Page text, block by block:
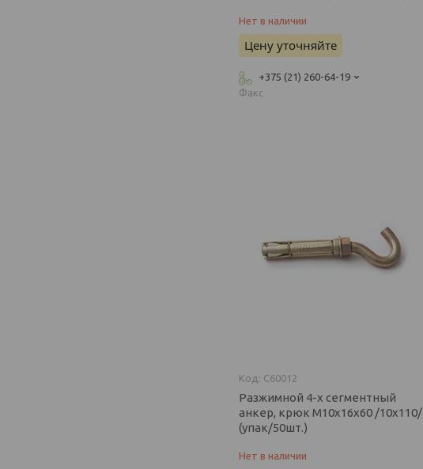
Нет в наличии
Цену уточняйте
+375 (21) 260-64-19
Факс
C60012
Разжимной 4-х сегментный
анкер, крюк М10х16х60 /10х110/
(упак/50шт.)
Нет в наличии